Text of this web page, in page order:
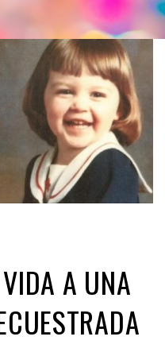
A UNA